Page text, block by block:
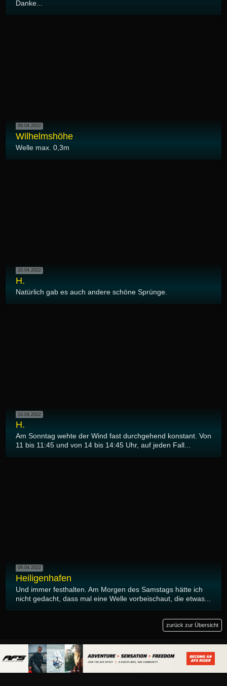
Danke...
09.04.2022
Wilhelmshöhe
Welle max. 0,3m
10.04.2022
H.
Natürlich gab es auch andere schöne Sprünge.
10.04.2022
H.
Am Sonntag wehte der Wind fast durchgehend konstant. Von
11 bis 11:45 und von 14 bis 14:45 Uhr, auf jeden Fall...
09.04.2022
Heiligenhafen
Und immer festhalten. Am Morgen des Samstags hätte ich
nicht gedacht, dass mal eine Welle vorbeischaut, die etwas...
zurück zur Übersicht